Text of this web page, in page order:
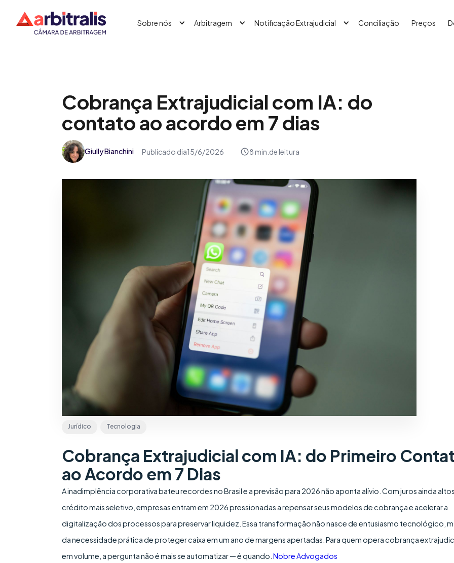
Sobre nós Arbitragem Notificação Extrajudicial Conciliação Preços
Cobrança Extrajudicial com IA: do
contato ao acordo em 7 dias
Giully Bianchini Publicado dia15/6/2026 8 min. de leitura
Jurídico Tecnologia
Cobrança Extrajudicial com IA: do Primeiro
ao Acordo em 7 Dias
A inadimplência corporativa bateu recordes no Brasil e a previsão para 2026 não aponta alívio. Com juros ainda
crédito mais seletivo, empresas entram em 2026 pressionadas a repensar seus modelos de cobrança e acelerar a
digitalização dos processos para preservar liquidez. Essa transformação não nasce de entusiasmo tecnológico,
da necessidade prática de proteger caixa em um ano de margens apertadas. Para quem opera cobrança
em volume, a pergunta não é mais se automatizar — é quando. Nobre Advogados